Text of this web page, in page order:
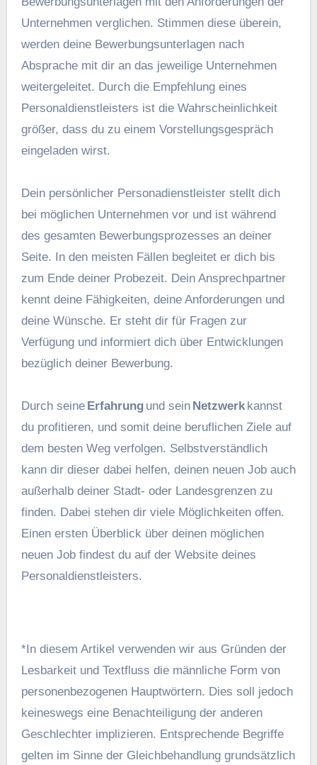
Unternehmen verglichen. Stimmen diese überein,
werden deine Bewerbungsunterlagen nach
Absprache mit dir an das jeweilige Unternehmen
weitergeleitet. Durch die Empfehlung eines
Personaldienstleisters ist die Wahrscheinlichkeit
größer, dass du zu einem Vorstellungsgespräch
eingeladen wirst.
Dein persönlicher Personadienstleister stellt dich
bei möglichen Unternehmen vor und ist während
des gesamten Bewerbungsprozesses an deiner
Seite. In den meisten Fällen begleitet er dich bis
zum Ende deiner Probezeit. Dein Ansprechpartner
kennt deine Fähigkeiten, deine Anforderungen und
deine Wünsche. Er steht dir für Fragen zur
Verfügung und informiert dich über Entwicklungen
bezüglich deiner Bewerbung.
Durch seine Erfahrungund sein Netzwerkkannst
du profitieren, und somit deine beruflichen Ziele auf
dem besten Weg verfolgen. Selbstverständlich
kann dir dieser dabei helfen, deinen neuen Job auch
außerhalb deiner Stadt- oder Landesgrenzen zu
finden. Dabei stehen dir viele Möglichkeiten offen.
Einen ersten Überblick über deinen möglichen
neuen Job findest du auf der Website deines
Personaldienstleisters.
*In diesem Artikel verwenden wir aus Gründen der
Lesbarkeit und Textfluss die männliche Form von
personenbezogenen Hauptwörtern. Dies soll jedoch
keineswegs eine Benachteiligung der anderen
Geschlechter implizieren. Entsprechende Begriffe
gelten im Sinne der Gleichbehandlung grundsätzlich